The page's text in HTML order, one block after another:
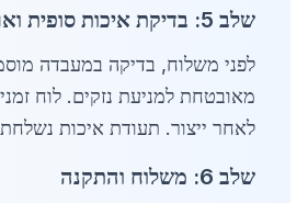
שלב 5: בדיקת איכות סופית ואריזה
לפני משלוח, בדיקה במעבדה
לאחר ייצור. תעודת איכות נשלחת
שלב 6: משלוח והתקנה